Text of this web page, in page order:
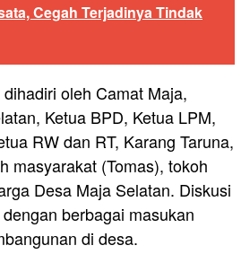
Cegah Terjadinya Tindak
oleh Camat Maja,
Ketua BPD, Ketua LPM,
RW dan RT, Karang Taruna,
masyarakat (Tomas), tokoh
Desa Maja Selatan. Diskusi
berbagai masukan
di desa.